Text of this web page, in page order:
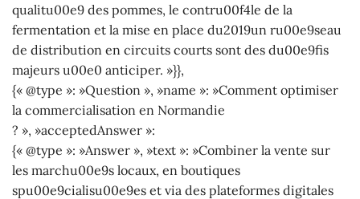
qualitu00e9 des pommes, le contru00f4le de la
fermentation et la mise en place du2019un ru00e9seau
de distribution en circuits courts sont des du00e9fis
majeurs u00e0 anticiper. »}},
{« @type »: »Question », »name »: »Comment optimiser
la commercialisation en Normandie
? », »acceptedAnswer »:
{« @type »: »Answer », »text »: »Combiner la vente sur
les marchu00e9s locaux, en boutiques
spu00e9cialisu00e9es et via des plateformes digitales